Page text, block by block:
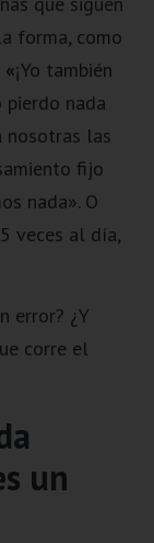
forma, como
«¡Yo también
pierdo nada
nosotras las
fijo
nada». O
veces al día,
error? ¿Y
corre el
un